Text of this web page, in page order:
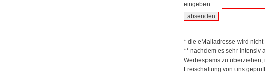
eingeben
* die eMailadresse wird nicht
** nachdem es sehr intensiv
Werbespams zu
Freischaltung von uns